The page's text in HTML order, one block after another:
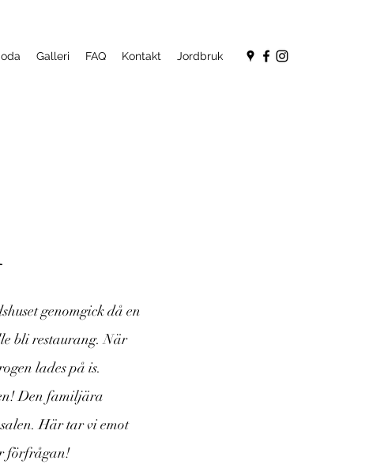
Galleri FAQ Kontakt Jordbruk
genomgick då en
bli restaurang. När
lades på is.
Den familjära
Här tar vi emot
förfrågan!